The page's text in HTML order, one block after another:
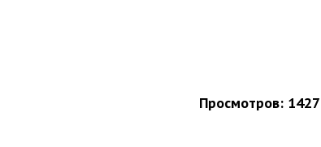
Просмотров: 1427